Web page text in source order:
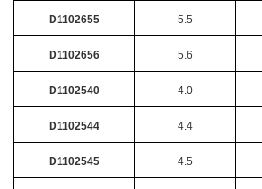
D1102655 5.5
D1102656 5.6
D1102540 4.0
D1102544 4.4
D1102545 4.5